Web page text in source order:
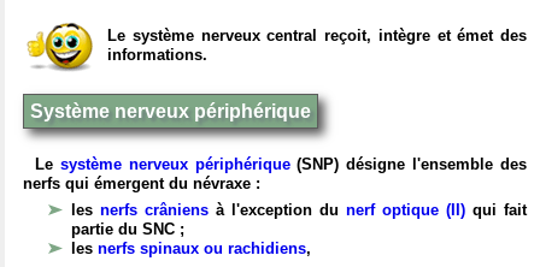
Le système nerveux central reçoit, intègre et émet des
informations.
Système nerveux périphérique
Le système nerveux périphérique(SNP) désigne l'ensemble des
nerfs qui émergent du névraxe :
les nerfs crâniens à l'exception du nerf optique (II) qui fait
partie du SNC ;
les nerfs spinaux ou rachidiens,